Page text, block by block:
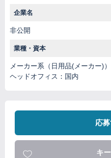
企業名
非公開
業種・資本
メーカー系（日用品(メーカー)
ヘッドオフィス：国内
応
キ